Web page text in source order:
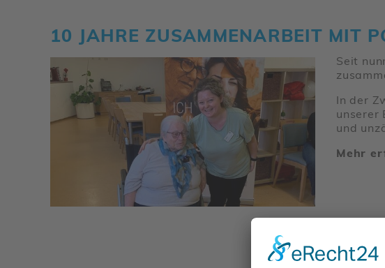
10 JAHRE ZUSAM­MEN­AR­BEIT MIT
Seit
In der
unserer
und
Mehr